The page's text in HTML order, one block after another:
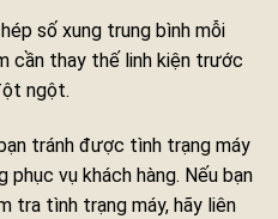
số xung trung bình mỗi
cần thay thế linh kiện trước
ngột.
tránh được tình trạng máy
vụ khách hàng. Nếu bạn
tra tình trạng máy, hãy liên